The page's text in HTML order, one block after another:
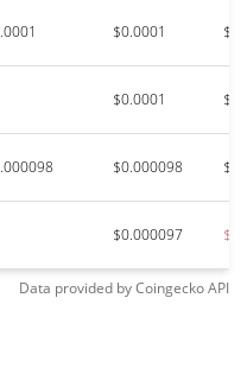
$0.0001
$0.0001
$0.000098
$0.000097
Data provided byCoingeckoAPI